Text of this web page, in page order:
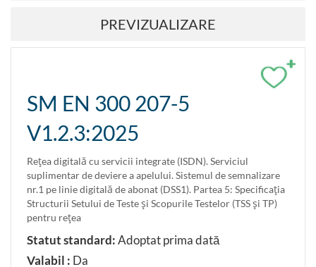
PREVIZUALIZARE
+
SM EN 300 207-5
V1.2.3:2025
Reţea digitală cu servicii integrate (ISDN). Serviciul
suplimentar de deviere a apelului. Sistemul de semnalizare
nr.1 pe linie digitală de abonat (DSS1). Partea 5: Specificaţia
Structurii Setului de Teste şi Scopurile Testelor (TSS şi TP)
pentru reţea
Statut standard:Adoptat prima dată
Valabil : Da